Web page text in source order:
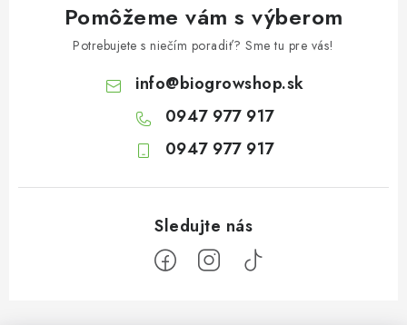
Pomôžeme vám s výberom
Potrebujete s niečím poradiť? Sme tu pre vás!
info@biogrowshop.sk
0947 977 917
0947 977 917